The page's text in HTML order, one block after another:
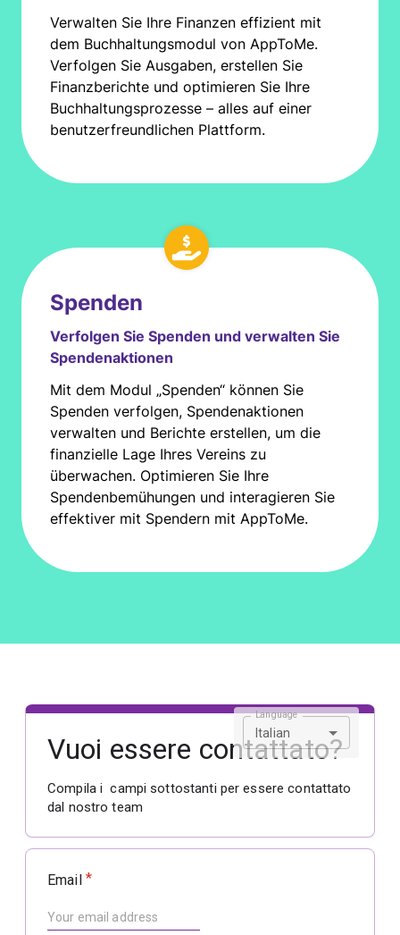
Verwalten Sie Ihre Finanzen effizient mit
dem Buchhaltungsmodul von AppToMe.
Verfolgen Sie Ausgaben, erstellen Sie
Finanzberichte und optimieren Sie Ihre
Buchhaltungsprozesse – alles auf einer
benutzerfreundlichen Plattform.
Spenden
Verfolgen Sie Spenden und verwalten Sie
Spendenaktionen
Mit dem Modul „Spenden“ können Sie
Spenden verfolgen, Spendenaktionen
verwalten und Berichte erstellen, um die
finanzielle Lage Ihres Vereins zu
überwachen. Optimieren Sie Ihre
Spendenbemühungen und interagieren Sie
effektiver mit Spendern mit AppToMe.